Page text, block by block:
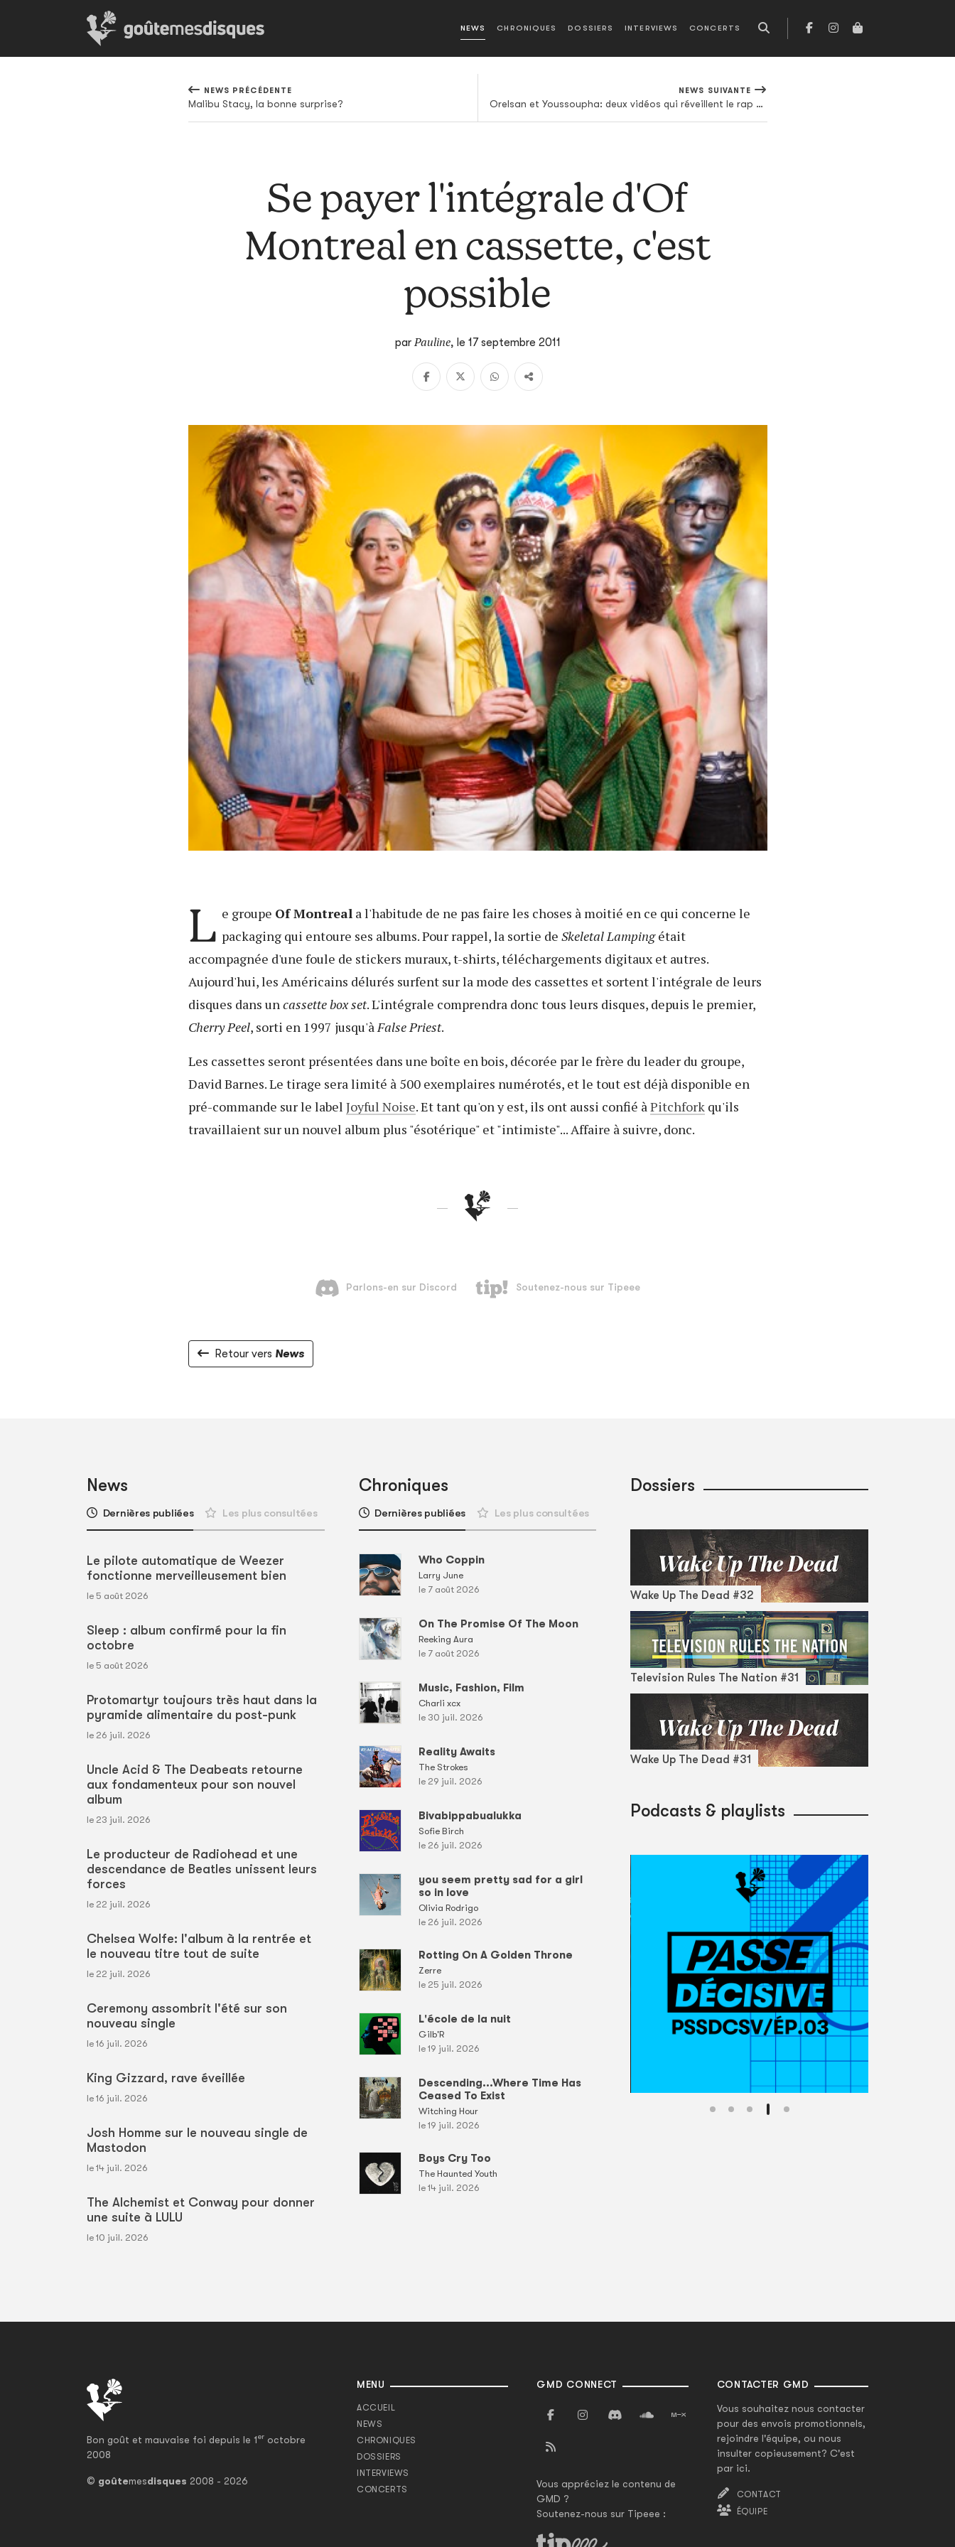
NEWS CHRONIQUES DOSSIERS INTERVIEWS CONCERTS
NEWS PRÉCÉDENTE
Malibu Stacy, la bonne surprise?
NEWS SUIVANTE
Orelsan et Youssoupha: deux vidéos qui réveillent le rap français
Se payer l'intégrale d'Of
Montreal en cassette, c'est
possible
parPauline, le 17 septembre 2011
L e groupe Of Montreala l'habitude de ne pas faire les choses à moitié en ce qui concerne le
packaging qui entoure ses albums. Pour rappel, la sortie de Skeletal Lampingétait
accompagnée d'une foule de stickers muraux, t-shirts, téléchargements digitaux et autres.
Aujourd'hui, les Américains délurés surfent sur la mode des cassettes et sortent l'intégrale de leurs
disques dans uncassette box set. L'intégrale comprendra donc tous leurs disques, depuis le premier,
Cherry Peel, sorti en 1997 jusqu'àFalse Priest.
Les cassettes seront présentées dans une boîte en bois, décorée par le frère du leader du groupe,
David Barnes. Le tirage sera limité à 500 exemplaires numérotés, et le tout est déjà disponible en
pré-commande sur le label Joyful Noise. Et tant qu'on y est, ils ont aussi confié àPitchforkqu'ils
travaillaient sur un nouvel album plus "ésotérique" et "intimiste"... Affaire à suivre, donc.
Retour vers News
News
Dernières publiées Les plus consultées
Le pilote automatique de Weezer
fonctionne merveilleusement bien
le 5 août 2026
Sleep : album confirmé pour la fin
octobre
le 5 août 2026
Protomartyr toujours très haut dans la
pyramide alimentaire du post-punk
le 26 juil. 2026
Uncle Acid & The Deabeats retourne
aux fondamenteux pour son nouvel
album
le 23 juil. 2026
Le producteur de Radiohead et une
descendance de Beatles unissent leurs
forces
le 22 juil. 2026
Chelsea Wolfe: l'album à la rentrée et
le nouveau titre tout de suite
le 22 juil. 2026
Ceremony assombrit l'été sur son
nouveau single
le 16 juil. 2026
King Gizzard, rave éveillée
le 16 juil. 2026
Josh Homme sur le nouveau single de
Mastodon
le 14 juil. 2026
The Alchemist et Conway pour donner
une suite à LULU
le 10 juil. 2026
Chroniques
Dernières publiées Les plus consultées
Who Coppin
Larry June
le 7 août 2026
On The Promise Of The Moon
Reeking Aura
le 7 août 2026
Music, Fashion, Film
Charli xcx
le 30 juil. 2026
Reality Awaits
The Strokes
le 29 juil. 2026
Bivabippabualukka
Sofie Birch
le 26 juil. 2026
you seem pretty sad for a girl
so in love
Olivia Rodrigo
le 26 juil. 2026
Rotting On A Golden Throne
Zerre
le 25 juil. 2026
L'école de la nuit
Gilb'R
le 19 juil. 2026
Descending...Where Time Has
Ceased To Exist
Witching Hour
le 19 juil. 2026
Boys Cry Too
The Haunted Youth
le 14 juil. 2026
Dossiers
Wake Up The Dead #32
Television Rules The Nation #31
Wake Up The Dead #31
Podcasts & playlists
Bon goût et mauvaise foi depuis le 1er octobre
2008
© goûtemesdisques 2008 - 2026
MENU
ACCUEIL
NEWS
CHRONIQUES
DOSSIERS
INTERVIEWS
CONCERTS
GMD CONNECT
Vous appréciez le contenu de
GMD ?
Soutenez-nous sur Tipeee :
CONTACTER GMD
Vous souhaitez nous contacter
pour des envois promotionnels,
rejoindre l'équipe, ou nous
insulter copieusement? C'est
par ici.
CONTACT
ÉQUIPE